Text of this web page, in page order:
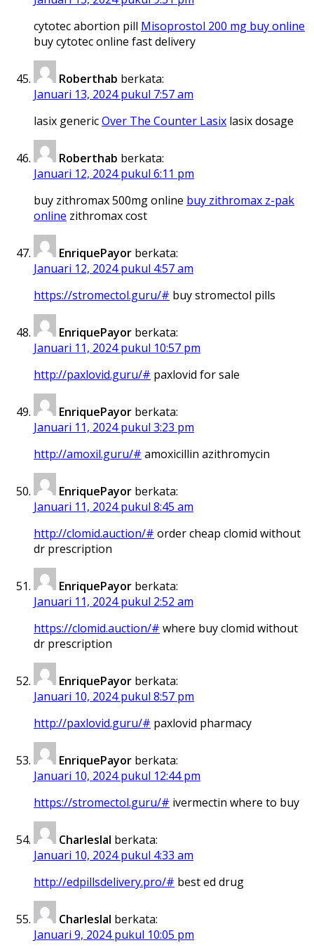
cytotec abortion pill Misoprostol 200 mg buy online
buy cytotec online fast delivery
Roberthab berkata:
Januari 13, 2024 pukul 7:57 am
lasix genericOver The Counter Lasix lasix dosage
Roberthab berkata:
Januari 12, 2024 pukul 6:11 pm
buy zithromax 500mg online buy zithromax z-pak
online zithromax cost
EnriquePayor berkata:
Januari 12, 2024 pukul 4:57 am
https://stromectol.guru/# buy stromectol pills
EnriquePayor berkata:
Januari 11, 2024 pukul 10:57 pm
http://paxlovid.guru/# paxlovid for sale
EnriquePayor berkata:
Januari 11, 2024 pukul 3:23 pm
http://amoxil.guru/# amoxicillin azithromycin
EnriquePayor berkata:
Januari 11, 2024 pukul 8:45 am
http://clomid.auction/# order cheap clomid without
dr prescription
EnriquePayor berkata:
Januari 11, 2024 pukul 2:52 am
https://clomid.auction/# where buy clomid without
dr prescription
EnriquePayor berkata:
Januari 10, 2024 pukul 8:57 pm
http://paxlovid.guru/# paxlovid pharmacy
EnriquePayor berkata:
Januari 10, 2024 pukul 12:44 pm
https://stromectol.guru/# ivermectin where to buy
Charleslal berkata:
Januari 10, 2024 pukul 4:33 am
http://edpillsdelivery.pro/# best ed drug
Charleslal berkata:
Januari 9, 2024 pukul 10:05 pm